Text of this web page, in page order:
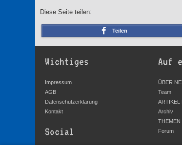
Diese Seite teilen:
Teilen
Wichtiges
Impressum
AGB
Datenschutzerklärung
Kontakt
Social
Auf
ÜBER
Team
ARTIKEL
Archiv
THEMEN
Forum